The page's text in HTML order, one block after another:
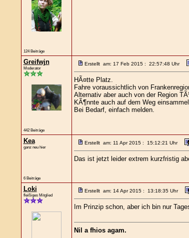
124 Beiträge
Greifwjn
Moderator
442 Beiträge
Erstellt am: 17 Feb 2015 : 22:57:48 Uhr
HÃ¤tte Platz.
Fahre voraussichtlich von
Alternativ aber auch von der Region
KÃ¶nnte auch auf dem Weg
Bei Bedarf, einfach melden.
Kea
ganz neu hier
6 Beiträge
Erstellt am: 11 Apr 2015 : 15:12:21 Uhr
Das ist jetzt leider extrem kurzfristig
Loki
fleißiges Mitglied
Erstellt am: 14 Apr 2015 : 13:18:35 Uhr
Im Prinzip schon, aber ich bin nur
Nil a fhios agam.